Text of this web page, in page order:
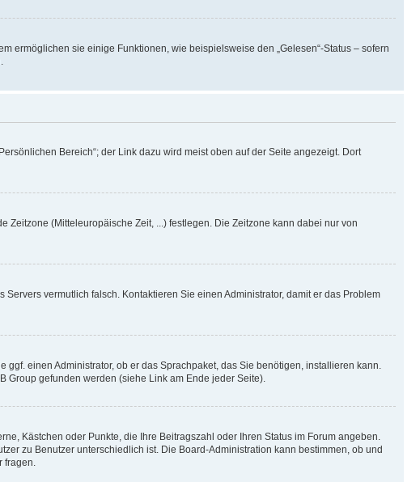
ermöglichen sie einige Funktionen, wie beispielsweise den „Gelesen“-Status – sofern
Bereich“; der Link dazu wird meist oben auf der Seite angezeigt. Dort
Zeitzone (Mitteleuropäische Zeit, ...) festlegen. Die Zeitzone kann dabei nur von
vermutlich falsch. Kontaktieren Sie einen Administrator, damit er das Problem
einen Administrator, ob er das Sprachpaket, das Sie benötigen, installieren kann.
Group gefunden werden (siehe Link am Ende jeder Seite).
Kästchen oder Punkte, die Ihre Beitragszahl oder Ihren Status im Forum angeben.
zu Benutzer unterschiedlich ist. Die Board-Administration kann bestimmen, ob und